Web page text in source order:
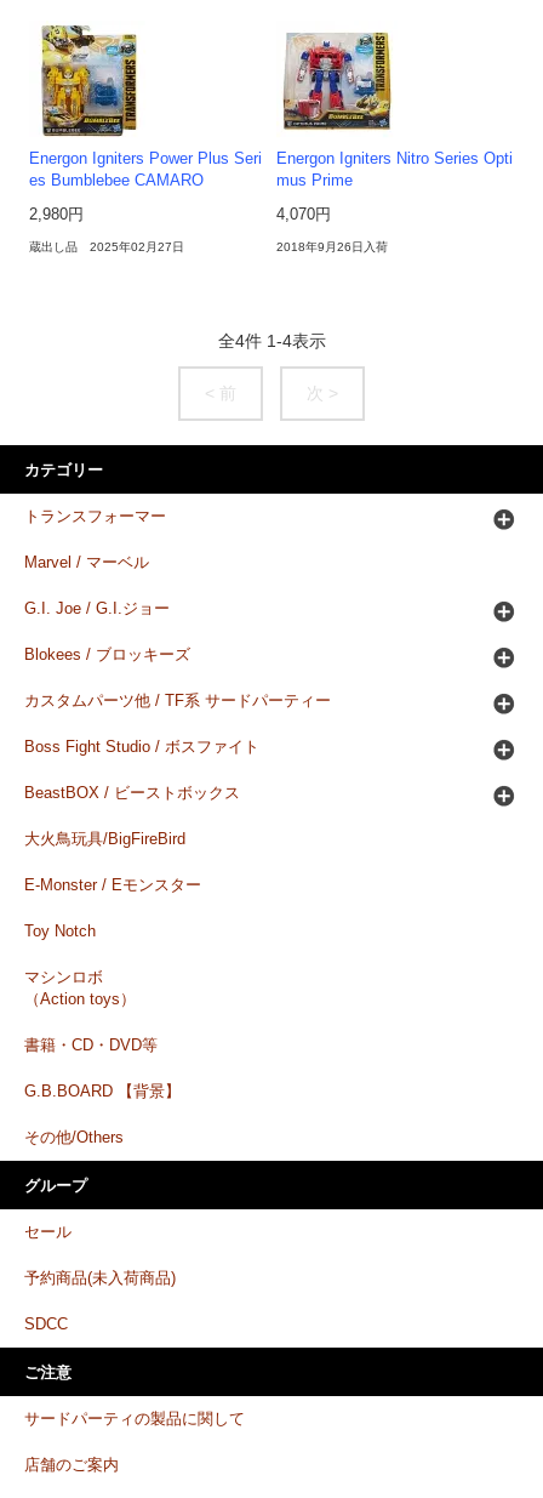
Energon Igniters Power Plus Seri
es Bumblebee CAMARO
2,980円
蔵出し品 2025年02月27日
Energon Igniters Nitro Series Opti
mus Prime
4,070円
2018年9月26日入荷
全4件 1-4表示
< 前 次 >
カテゴリー
トランスフォーマー
Marvel / マーベル
G.I. Joe / G.I.ジョー
Blokees / ブロッキーズ
カスタムパーツ他 / TF系 サードパーティー
Boss Fight Studio / ボスファイト
BeastBOX / ビーストボックス
大火鳥玩具/BigFireBird
E-Monster / Eモンスター
Toy Notch
マシンロボ
（Action toys）
書籍・CD・DVD等
G.B.BOARD 【背景】
その他/Others
グループ
セール
予約商品(未入荷商品)
SDCC
ご注意
サードパーティの製品に関して
店舗のご案内